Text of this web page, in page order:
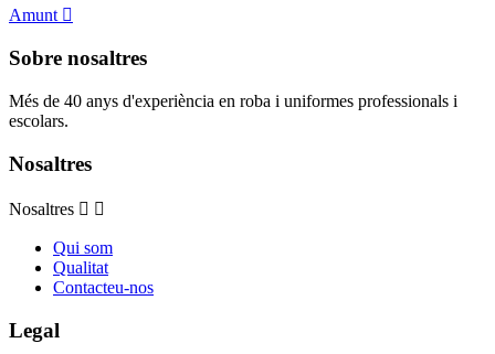
Amunt 
Sobre nosaltres
Més de 40 anys d'experiència en roba i uniformes professionals i
escolars.
Nosaltres
Nosaltres  
Qui som
Qualitat
Contacteu-nos
Legal